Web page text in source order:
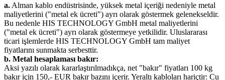
a. Alman kablo endüstrisinde, yüksek metal içeriği nedeniyle metal
maliyetlerini ("metal ek ücreti") ayrı olarak göstermek gelenekseldir.
Bu nedenle HIS TECHNOLOGY GmbH metal maliyetlerini
("metal ek ücreti") ayrı olarak göstermeye yetkilidir. Uluslararası
ticari işlemlerde HIS TECHNOLOGY GmbH tam maliyet
fiyatlarını sunmakta serbesttir.
b. Metal hesaplaması bakır:
Aksi yazılı olarak kararlaştırılmadıkça, net "bakır" fiyatları 100 kg
bakır için 150,- EUR bakır bazını içerir. Yeraltı kabloları hariçtir: Cu